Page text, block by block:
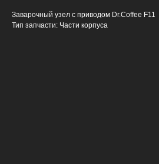
Заварочный узел с приводом Dr.Coffee F11
Тип запчасти: Части корпуса